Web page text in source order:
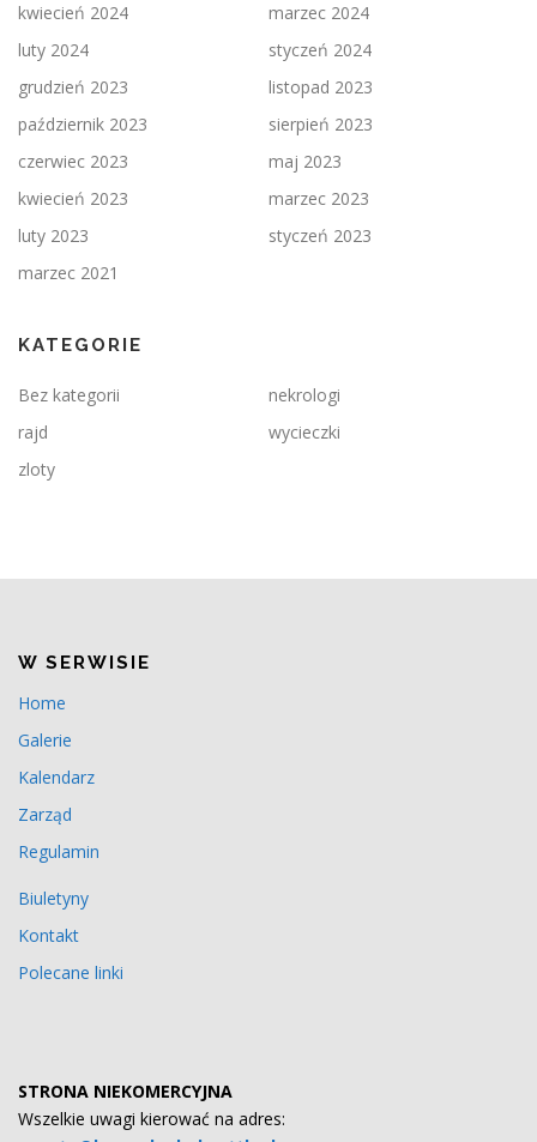
kwiecień 2024
marzec 2024
luty 2024
styczeń 2024
grudzień 2023
listopad 2023
październik 2023
sierpień 2023
czerwiec 2023
maj 2023
kwiecień 2023
marzec 2023
luty 2023
styczeń 2023
marzec 2021
KATEGORIE
Bez kategorii
nekrologi
rajd
wycieczki
zloty
W SERWISIE
Home
Galerie
Kalendarz
Zarząd
Regulamin
Biuletyny
Kontakt
Polecane linki
STRONA NIEKOMERCYJNA
Wszelkie uwagi kierować na adres: